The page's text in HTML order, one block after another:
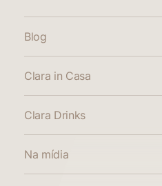
Blog
Clara in Casa
Clara Drinks
Na mídia